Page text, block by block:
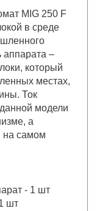
MIG 250 F
в среде
аппарата –
который
местах,
Ток
модели
а
на самом
- 1 шт
шт